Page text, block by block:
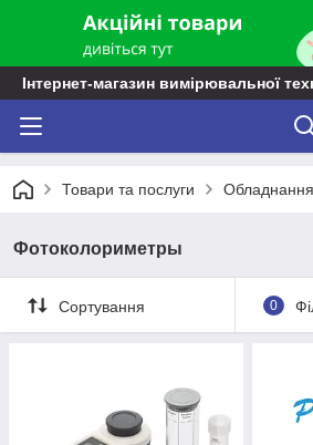
Інтернет-магазин вимірювальної
Товари та послуги Обладнання
Фотоколориметры
Сортування 0